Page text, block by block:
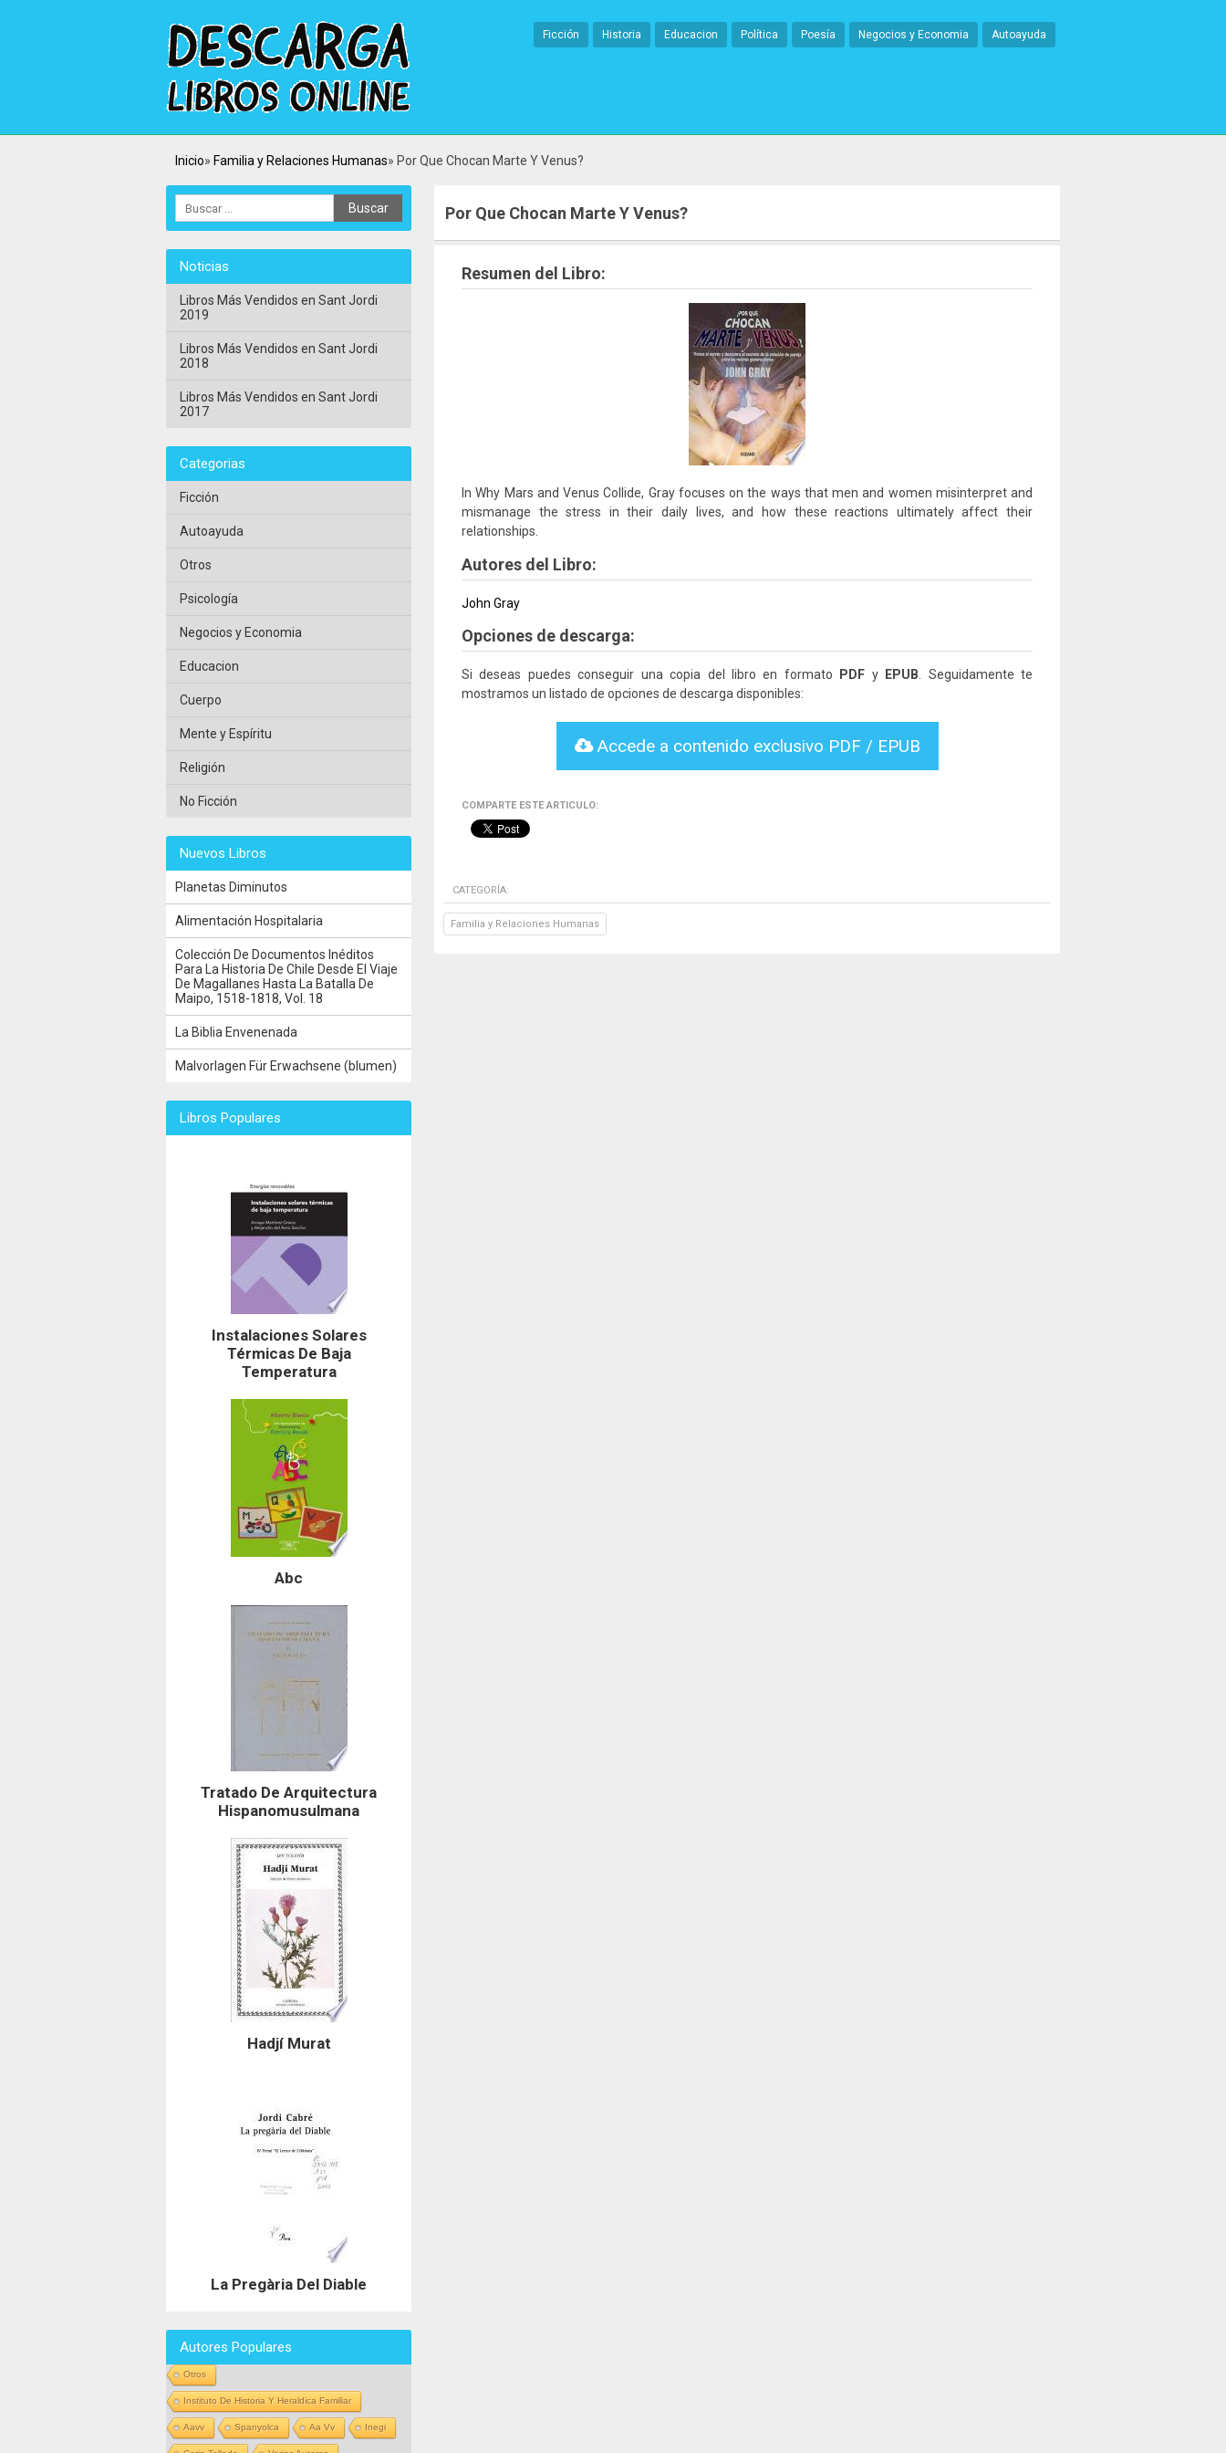
Ficción Historia Educacion Política Poesía Negocios y Economia Autoayuda
Inicio Familia y Relaciones Humanas Por Que Chocan Marte Y Venus?
Por Que Chocan Marte Y Venus?
Resumen del Libro:
In Why Mars and Venus Collide, Gray focuses on the ways that men and women misinterpret and
mismanage the stress in their daily lives, and how these reactions ultimately affect their
relationships.
Autores del Libro:
John Gray
Opciones de descarga:
Si deseas puedes conseguir una copia del libro en formato PDF y EPUB . Seguidamente te
mostramos un listado de opciones de descarga disponibles:
Accede a contenido exclusivo PDF / EPUB
COMPARTE ESTE ARTICULO:
CATEGORÍA:
Familia y Relaciones Humanas
Noticias
Libros Más Vendidos en Sant Jordi
2019
Libros Más Vendidos en Sant Jordi
2018
Libros Más Vendidos en Sant Jordi
2017
Categorias
Ficción
Autoayuda
Otros
Psicología
Negocios y Economia
Educacion
Cuerpo
Mente y Espíritu
Religión
No Ficción
Nuevos Libros
Planetas Diminutos
Alimentación Hospitalaria
Colección De Documentos Inéditos
Para La Historia De Chile Desde El Viaje
De Magallanes Hasta La Batalla De
Maipo, 1518-1818, Vol. 18
La Biblia Envenenada
Malvorlagen Für Erwachsene (blumen)
Libros Populares
Instalaciones Solares
Térmicas De Baja
Temperatura
Abc
Tratado De Arquitectura
Hispanomusulmana
Hadjí Murat
La Pregària Del Diable
Autores Populares
Otros
Instituto De Historia Y Heraldica Familiar
Aavv Spanyolca Aa Vv Inegi